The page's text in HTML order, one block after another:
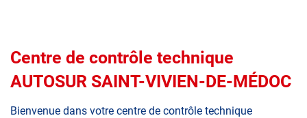
Centre de contrôle technique
AUTOSUR SAINT-VIVIEN-DE-MÉDOC
Bienvenue dans votre centre de contrôle technique